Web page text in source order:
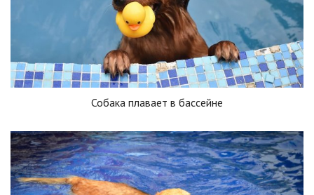
Собака плавает в бассейне